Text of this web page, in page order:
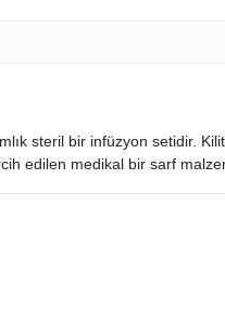
steril bir infüzyon setidir.
edilen medikal bir sarf